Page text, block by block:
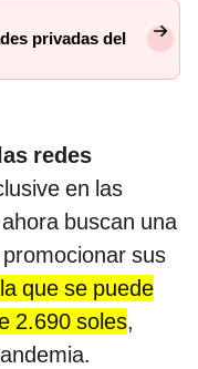
privadas del
redes
en las
buscan una
sus
que se puede
2.690 soles,